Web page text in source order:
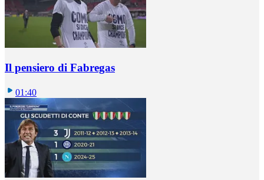
Il pensiero di Fabregas
01:40